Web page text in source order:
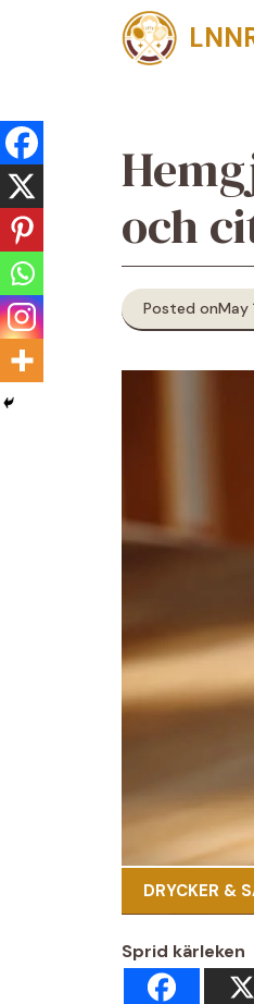
och
Posted onMay
DRYCKER &
Sprid kärleken